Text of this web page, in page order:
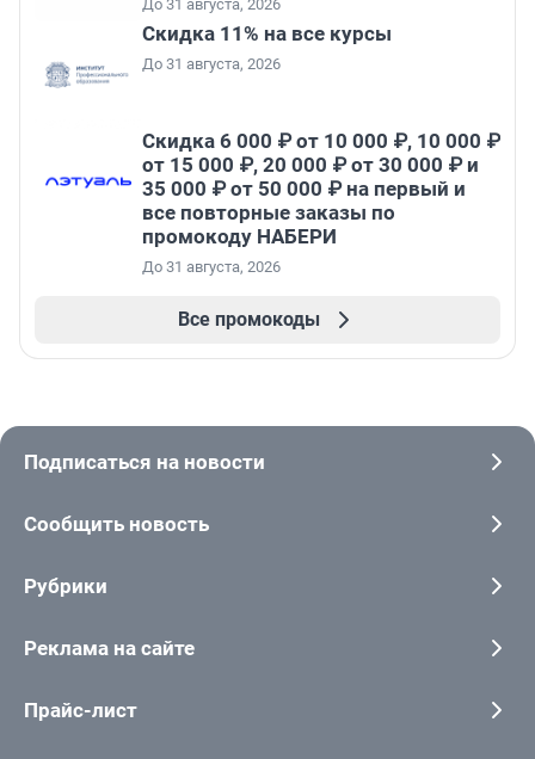
До 31 августа, 2026
Скидка 11% на все курсы
До 31 августа, 2026
Скидка 6 000 ₽ от 10 000 ₽, 10 000 ₽
от 15 000 ₽, 20 000 ₽ от 30 000 ₽ и
35 000 ₽ от 50 000 ₽ на первый и
все повторные заказы по
промокоду НАБЕРИ
До 31 августа, 2026
Все промокоды
Подписаться на новости
Сообщить новость
Рубрики
Реклама на сайте
Прайс-лист